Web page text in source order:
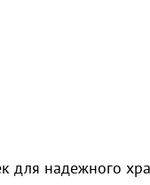
для надежного